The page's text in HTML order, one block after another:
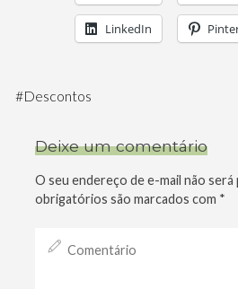
LinkedIn
#Descontos
Deixe um comentário
O seu endereço de e-mail não será
obrigatórios são marcados com *